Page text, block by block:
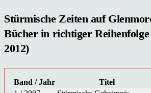
Stürmische Zeiten auf
Bücher in richtiger Reihenfolge
2012)
Band / Jahr Titel